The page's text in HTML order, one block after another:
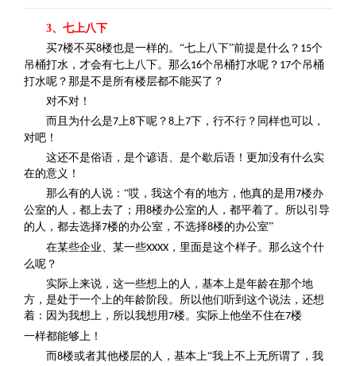
3、七上八下
买7楼不买8楼也是一样的。“七上八下”前提是什么？ 15个
吊桶打水，才会有七上八下。那么 16个吊桶打水呢？ 17个吊桶
打水呢？那是不是所有楼层都不能买了？
对不对！
而且为什么是7 上8下呢？ 8 上7下，行不行？同样也可以，
对吧！
这还不是俗语，是个谚语、是个歇后语！更加没有什么实
在的意义！
那么有的人说：“哎，我这个有的地方，他真的是用7楼办
公室的人，都上去了；用8楼办公室的人，都平着了。所以引导
的人，都去选择7楼的办公室，不选择8楼的办公室”
在某些企业、某一些XXXX ，里面是这个样子。那么这个什
么呢？
实际上来说，这一些想上的人，基本上是年龄在那个地
方，是处于一个上的年龄阶段。所以他们听到这个说法，还想
着：因为我想上，所以我想用7楼。实际上他坐不住在7楼
一样都能够上！
而8楼或者其他楼层的人，基本上“我上不上无所谓了，我